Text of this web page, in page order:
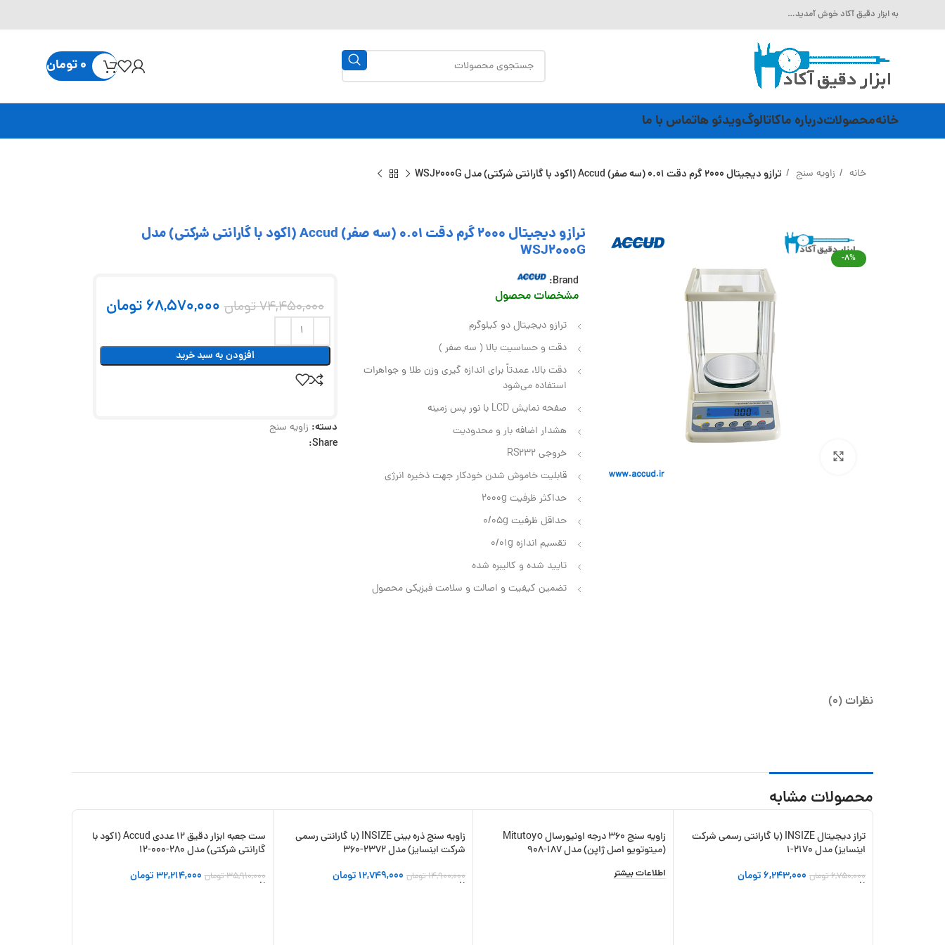
به ابزار دقیق آکاد خوش آمدید…
0تومان
خانهمحصولاتدرباره ماکاتالوگویدئو هاتماس با ما
خانه زاویه سنج ترازو دیجیتال 2000 گرم دقت 0.01 (سه صفر) Accud (اکود با گارانتی شرکتی) مدل WSJ2000G
-8%
ترازو دیجیتال 2000 گرم دقت 0.01 (سه صفر) Accud (اکود با گارانتی شرکتی) مدل
WSJ2000G
Brand:
مشخصات محصول
ترازو دیجیتال دو کیلوگرم
دقت و حساسیت بالا ( سه صفر )
دقت بالا، عمدتاً برای اندازه‌ گیری وزن طلا و جواهرات
استفاده می‌شود
صفحه نمایش LCD با نور پس زمینه
هشدار اضافه بار و محدودیت
خروجی RS232
قابلیت خاموش شدن خودکار جهت ذخیره انرژی
حداکثر ظرفیت 2000g
حداقل ظرفیت 0/05g
تقسیم اندازه 0/01g
تایید شده و کالیبره شده
تضمین کیفیت و اصالت و سلامت فیزیکی محصول
74,450,000تومان 68,570,000 تومان
افزودن به سبد خرید
دسته: زاویه سنج
Share:
نظرات (0)
محصولات مشابه
-8%
تراز دیجیتال INSIZE (با گارانتی رسمی شرکت
اینسایز) مدل 2170-1
6,750,000تومان 6,243,000تومان
افزودن به سبد خرید
زاویه سنج 360 درجه اونیورسال Mitutoyo
(میتوتویو اصل ژاپن) مدل 187-908
اطلاعات بیشتر
-14%
زاویه سنج ذره بینی INSIZE (با گارانتی رسمی
شرکت اینسایز) مدل 2372-360
14,900,000تومان 12,749,000 تومان
افزودن به سبد خرید
-10%
ست جعبه ابزار دقیق 12 عددی Accud (اکود با
گارانتی شرکتی) مدل 280-000-12
35,910,000تومان 32,214,000تومان
افزودن به سبد خرید